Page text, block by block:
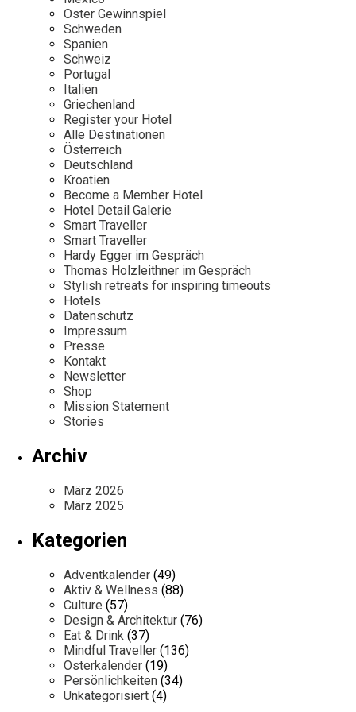
Mexico
Niederlande
Österreich
Portugal
Schweden
Spanien
Schweiz
Persönlichkeiten
Our Story
Career
Kontakt
Impressum
Oster Gewinnspiel
Schweden
Spanien
Schweiz
Portugal
Italien
Griechenland
Register your Hotel
Alle Destinationen
Österreich
Deutschland
Kroatien
Become a Member Hotel
Hotel Detail Galerie
Smart Traveller
Smart Traveller
Hardy Egger im Gespräch
Thomas Holzleithner im Gespräch
Stylish retreats for inspiring timeouts
Hotels
Datenschutz
Impressum
Presse
Kontakt
Newsletter
Shop
Mission Statement
Stories
Archiv
März 2026
März 2025
Kategorien
Adventkalender (49)
Aktiv & Wellness (88)
Culture (57)
Design & Architektur (76)
Eat & Drink (37)
Mindful Traveller (136)
Osterkalender (19)
Persönlichkeiten (34)
Unkategorisiert (4)